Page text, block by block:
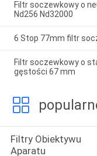
Filtr soczewkowy o
Nd256 Nd32000
6 Stop 77mm filtr
Filtr soczewkowy o
gęstości 67 mm
Filtry Obiektywu
Aparatu